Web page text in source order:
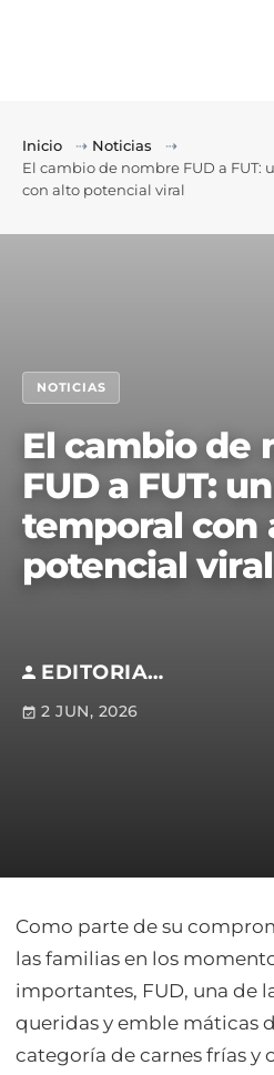
Inicio ⇢ Noticias
⇢
El cambio de nombre FUD a FUT:
con alto potencial viral
NOTICIAS
El cambio de
FUD a FUT:
temporal con
potencial viral
EDITORIAL S.M
2 JUN, 2026
Como parte de su
las familias en los
importantes, FUD, una de
queridas y emble máticas
categoría de carnes frías y